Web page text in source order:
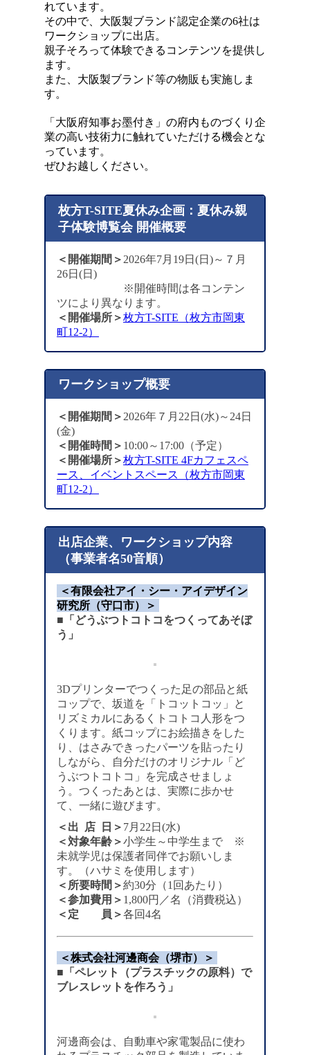
れています。
その中で、大阪製ブランド認定企業の6社は
ワークショップに出店。
親子そろって体験できるコンテンツを提供し
ます。
また、大阪製ブランド等の物販も実施しま
す。
「大阪府知事お墨付き」の府内ものづくり企
業の高い技術力に触れていただける機会とな
っています。
ぜひお越しください。
枚方T-SITE夏休み企画：夏休み親
子体験博覧会 開催概要
＜開催期間＞ 2026年7月19日(日)～７月
26日(日)
※開催時間は各コンテン
ツにより異なります。
＜開催場所＞枚方T-SITE（枚方市岡東
町12-2）
ワークショップ概要
＜開催期間＞ 2026年７月22日(水)～24日
(金)
＜開催時間＞ 10:00～17:00（予定）
＜開催場所＞枚方T-SITE 4Fカフェスペ
ース、イベントスペース（枚方市岡東
町12-2）
出店企業、ワークショップ内容
（事業者名50音順）
＜有限会社アイ・シー・アイデザイン
研究所（守口市）＞
■「どうぶつトコトコをつくってあそぼ
う」
3Dプリンターでつくった足の部品と紙
コップで、坂道を「トコットコッ」と
リズミカルにあるくトコトコ人形をつ
くります。紙コップにお絵描きをした
り、はさみできったパーツを貼ったり
しながら、自分だけのオリジナル「ど
うぶつトコトコ」を完成させましょ
う。つくったあとは、実際に歩かせ
て、一緒に遊びます。
＜出 店 日＞ 7月22日(水)
＜対象年齢＞小学生～中学生まで ※
未就学児は保護者同伴でお願いしま
す。（ハサミを使用します）
＜所要時間＞約30分（1回あたり）
＜参加費用＞ 1,800円／名（消費税込）
＜定 員＞各回4名
＜株式会社河邊商会（堺市）＞
■「ペレット（プラスチックの原料）で
ブレスレットを作ろう」
河邊商会は、自動車や家電製品に使わ